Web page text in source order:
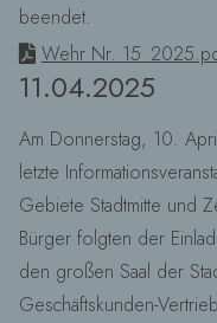
beendet.
Wehr Nr.
11.04.2025
Am Donnerstag, 10.
letzte
Gebiete Stadtmitte und
Bürger folgten der
den großen Saal der
Geschäftskunden-